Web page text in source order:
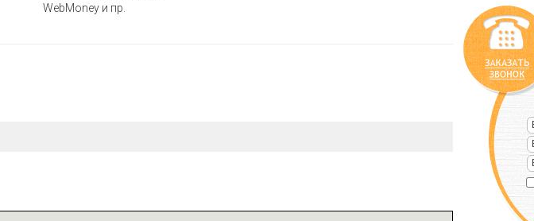
WebMoney и пр.